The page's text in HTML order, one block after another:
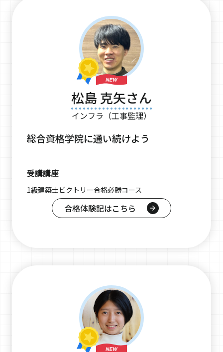
松島 克矢さん
インフラ（工事監理）
総合資格学院に通い続けよう
受講講座
1級建築士ビクトリー合格必勝コース
合格体験記はこちら